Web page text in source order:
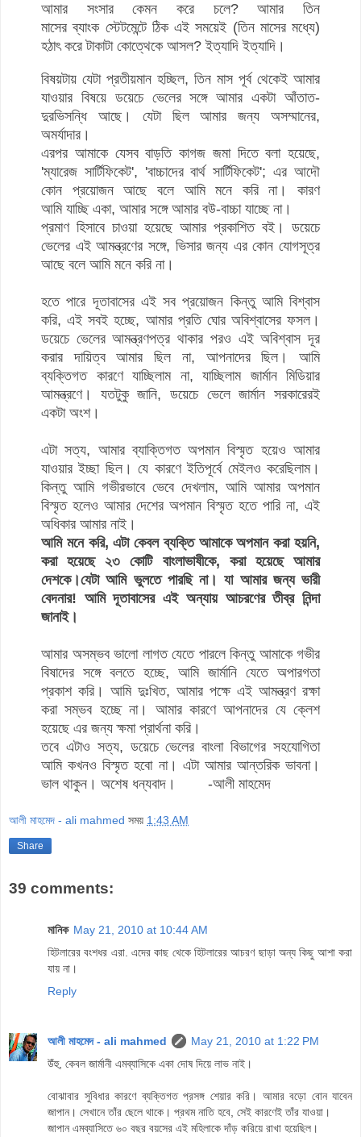
আমার সংসার কেমন করে চলে? আমার তিন
মাসের ব্যাংক স্টেটমেন্টে ঠিক এই সময়েই (তিন মাসের মধ্যে)
হঠাৎ করে টাকাটা কোত্থেকে আসল? ইত্যাদি ইত্যাদি।
বিষয়টায় যেটা প্রতীয়মান হচ্ছিল, তিন মাস পূর্ব থেকেই আমার
যাওয়ার বিষয়ে ডয়েচে ভেলের সঙ্গে আমার একটা আঁতাত-
দুরভিসন্ধি আছে। যেটা ছিল আমার জন্য অসম্মানের,
অমর্যাদার।
এরপর আমাকে যেসব বাড়তি কাগজ জমা দিতে বলা হয়েছে,
'ম্যারেজ সার্টিফিকেট', 'বাচ্চাদের বার্থ সার্টিফিকেট'; এর আদৌ
কোন প্রয়োজন আছে বলে আমি মনে করি না। কারণ
আমি যাচ্ছি একা, আমার সঙ্গে আমার বউ-বাচ্চা যাচ্ছে না।
প্রমাণ হিসাবে চাওয়া হয়েছে আমার প্রকাশিত বই। ডয়েচে
ভেলের এই আমন্ত্রণের সঙ্গে, ভিসার জন্য এর কোন যোগসূত্র
আছে বলে আমি মনে করি না।
হতে পারে দূতাবাসের এই সব প্রয়োজন কিন্তু আমি বিশ্বাস
করি, এই সবই হচ্ছে, আমার প্রতি ঘোর অবিশ্বাসের ফসল।
ডয়েচে ভেলের আমন্ত্রণপত্র থাকার পরও এই অবিশ্বাস দূর
করার দায়িত্ব আমার ছিল না, আপনাদের ছিল। আমি
ব্যক্তিগত কারণে যাচ্ছিলাম না, যাচ্ছিলাম জার্মান মিডিয়ার
আমন্ত্রণে। যতটুকু জানি, ডয়েচে ভেলে জার্মান সরকারেরই
একটা অংশ।
এটা সত্য, আমার ব্যাক্তিগত অপমান বিস্মৃত হয়েও আমার
যাওয়ার ইচ্ছা ছিল। যে কারণে ইতিপূর্বে মেইলও করেছিলাম।
কিন্তু আমি গভীরভাবে ভেবে দেখলাম, আমি আমার অপমান
বিস্মৃত হলেও আমার দেশের অপমান বিস্মৃত হতে পারি না, এই
অধিকার আমার নাই।
আমি মনে করি, এটা কেবল ব্যক্তি আমাকে অপমান করা হয়নি,
করা হয়েছে ২৩ কোটি বাংলাভাষীকে, করা হয়েছে আমার
দেশকে।যেটা আমি ভুলতে পারছি না। যা আমার জন্য ভারী
বেদনার! আমি দূতাবাসের এই অন্যায় আচরণের তীব্র নিন্দা
জানাই।
আমার অসম্ভব ভালো লাগত যেতে পারলে কিন্তু আমাকে গভীর
বিষাদের সঙ্গে বলতে হচ্ছে, আমি জার্মানি যেতে অপারগতা
প্রকাশ করি। আমি দুঃখিত, আমার পক্ষে এই আমন্ত্রণ রক্ষা
করা সম্ভব হচ্ছে না। আমার কারণে আপনাদের যে ক্লেশ
হয়েছে এর জন্য ক্ষমা প্রার্থনা করি।
তবে এটাও সত্য, ডয়েচে ভেলের বাংলা বিভাগের সহযোগিতা
আমি কখনও বিস্মৃত হবো না। এটা আমার আন্তরিক ভাবনা।
ভাল থাকুন। অশেষ ধন্যবাদ। -আলী মাহমেদ
আলী মাহমেদ - ali mahmed সময় 1:43 AM
Share
39 comments:
মানিক May 21, 2010 at 10:44 AM
হিটলারের বংশধর এরা. এদের কাছ থেকে হিটলারের আচরণ ছাড়া অন্য কিছু আশা করা
যায় না।
Reply
আলী মাহমেদ - ali mahmed
May 21, 2010 at 1:22 PM
উঁহু, কেবল জার্মানী এমব্যাসিকে একা দোষ দিয়ে লাভ নাই।
বোঝাবার সুবিধার কারণে ব্যক্তিগত প্রসঙ্গ শেয়ার করি। আমার বড়ো বোন যাবেন
জাপান। সেখানে তাঁর ছেলে থাকে। প্রথম নাতি হবে, সেই কারণেই তাঁর যাওয়া।
জাপান এমব্যাসিতে ৬০ বছর বয়সের এই মহিলাকে দাঁড় করিয়ে রাখা হয়েছিল।